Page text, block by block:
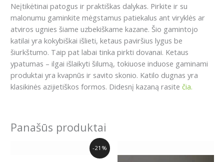
Neįtikėtinai patogus ir praktiškas dalykas. Pirkite ir su
malonumu gaminkite mėgstamus patiekalus ant viryklės ar
atviros ugnies šiame uzbekiškame kazane. Šio gamintojo
katilai yra kokybiškai išlieti, ketaus paviršius lygus be
šiurkštumo. Taip pat labai tinka pirkti dovanai. Ketaus
ypatumas – ilgai išlaikyti šilumą, tokiuose induose gaminami
produktai yra kvapnūs ir savito skonio. Katilo dugnas yra
klasikinės azijietiškos formos. Didesnį kazaną rasite čia.
Panašūs produktai
-21%
Current
price